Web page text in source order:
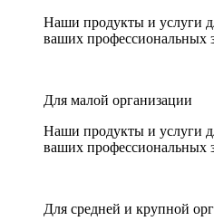
Наши продукты и услуги
ваших профессиональных
Для малой организации
Наши продукты и услуги
ваших профессиональных
Для средней и крупной